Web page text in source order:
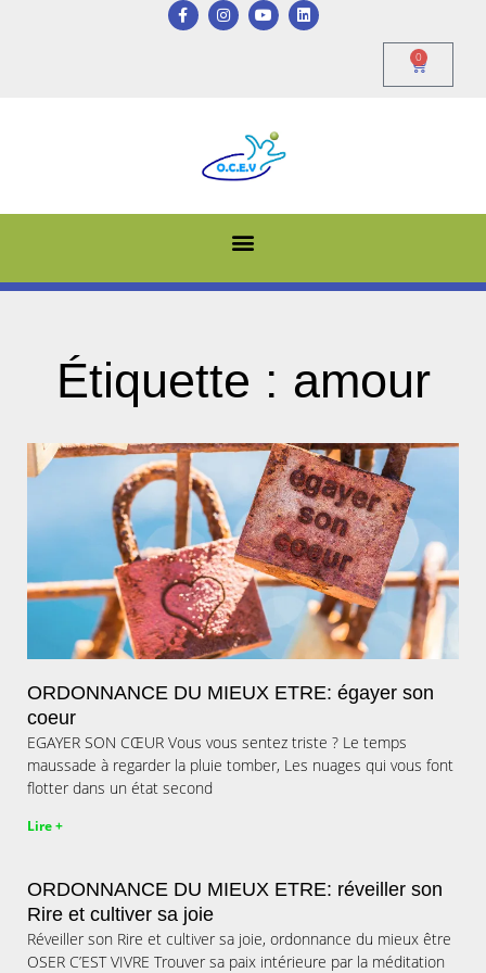
0
Étiquette : amour
ORDONNANCE DU MIEUX ETRE: égayer son
coeur
EGAYER SON CŒUR Vous vous sentez triste ? Le temps
maussade à regarder la pluie tomber, Les nuages qui vous font
flotter dans un état second
Lire +
ORDONNANCE DU MIEUX ETRE: réveiller son
Rire et cultiver sa joie
Réveiller son Rire et cultiver sa joie, ordonnance du mieux être
OSER C’EST VIVRE Trouver sa paix intérieure par la méditation